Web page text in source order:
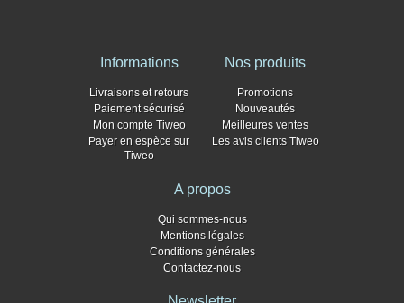
Informations
Livraisons et retours
Paiement sécurisé
Mon compte Tiweo
Payer en espèce sur
Tiweo
Nos produits
Promotions
Nouveautés
Meilleures ventes
Les avis clients Tiweo
A propos
Qui sommes-nous
Mentions légales
Conditions générales
Contactez-nous